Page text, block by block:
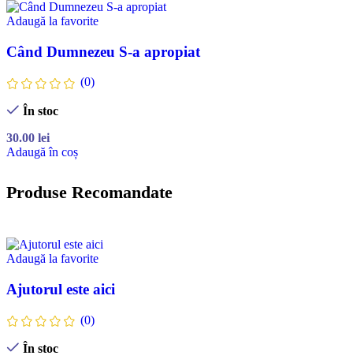
Adaugă la favorite
Când Dumnezeu S-a apropiat
(0)
În stoc
30.00 lei
Adaugă în coș
Produse Recomandate
Adaugă la favorite
Ajutorul este aici
(0)
În stoc